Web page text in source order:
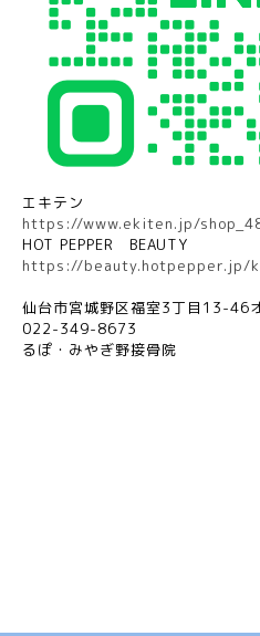
エキテン
https://www.ekiten.jp/
HOT PEPPER
BEAUTY
https://beauty.hotpepper.jp/
仙台市宮城野区福室3丁目 13-46
022-349-8673
るぽ・みやぎ野接骨院